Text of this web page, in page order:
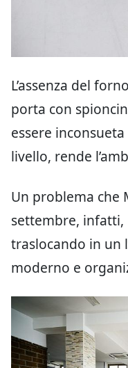
L’assenza del
porta con
essere
livello, rende
Un problema che
settembre, infatti,
traslocando in un
moderno e